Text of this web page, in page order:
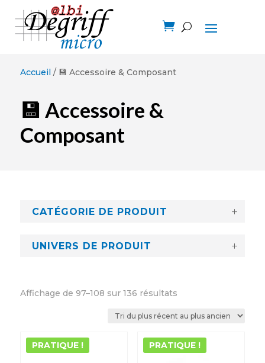

Accueil / 💾 Accessoire & Composant
💾 Accessoire &
Composant
CATÉGORIE DE PRODUIT
UNIVERS DE PRODUIT
Affichage de 97–108 sur 136 résultatsTrié
plus
au
PRATIQUE ! PRATIQUE !